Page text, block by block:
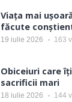
Viața mai
făcute
19 iulie 2026 163
Obiceiuri care
sacrificii mari
18 iulie 2026 144